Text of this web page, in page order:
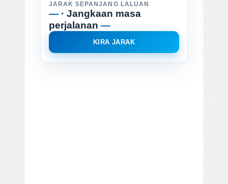
JARAK SEPANJANG LALUAN
— · Jangkaan masa
perjalanan —
KIRA JARAK